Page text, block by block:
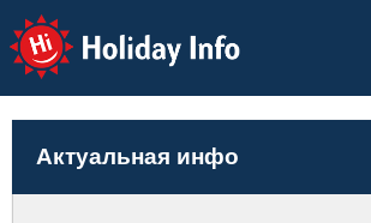
Holiday Info
Актуальная инфо